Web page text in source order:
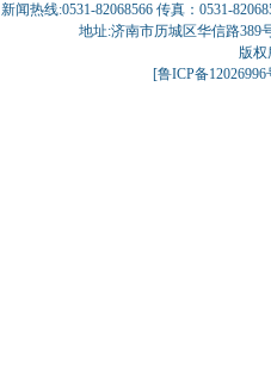
新闻热线:0531-82068566 传真：0531-
地址:济南市历城区华信路389
版
[鲁ICP备12026996